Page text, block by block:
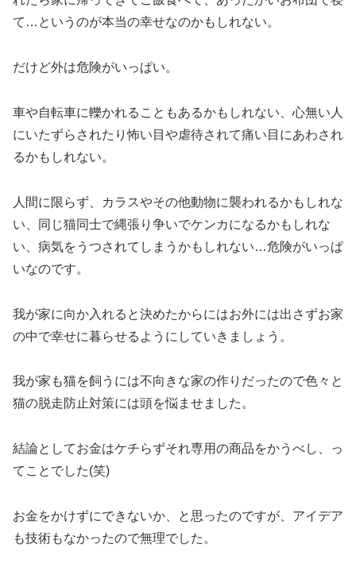
て…というのが本当の幸せなのかもしれない。
だけど外は危険がいっぱい。
車や自転車に轢かれることもあるかもしれない、心無い人
にいたずらされたり怖い目や虐待されて痛い目にあわされ
るかもしれない。
人間に限らず、カラスやその他動物に襲われるかもしれな
い、同じ猫同士で縄張り争いでケンカになるかもしれな
い、病気をうつされてしまうかもしれない…危険がいっぱ
いなのです。
我が家に向か入れると決めたからにはお外には出さずお家
の中で幸せに暮らせるようにしていきましょう。
我が家も猫を飼うには不向きな家の作りだったので色々と
猫の脱走防止対策には頭を悩ませました。
結論としてお金はケチらずそれ専用の商品をかうべし、っ
てことでした(笑)
お金をかけずにできないか、と思ったのですが、アイデア
も技術もなかったので無理でした。